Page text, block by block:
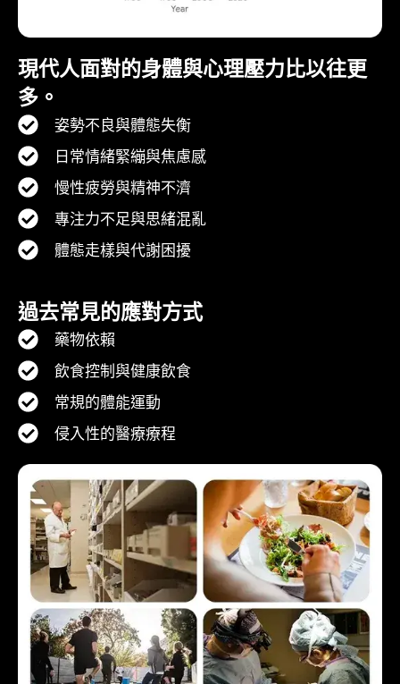
現代人面對的身體與心理壓力比以往更
多。
姿勢不良與體態失衡
日常情緒緊繃與焦慮感
慢性疲勞與精神不濟
專注力不足與思緒混亂
體態走樣與代謝困擾
過去常見的應對方式
藥物依賴
飲食控制與健康飲食
常規的體能運動
侵入性的醫療療程